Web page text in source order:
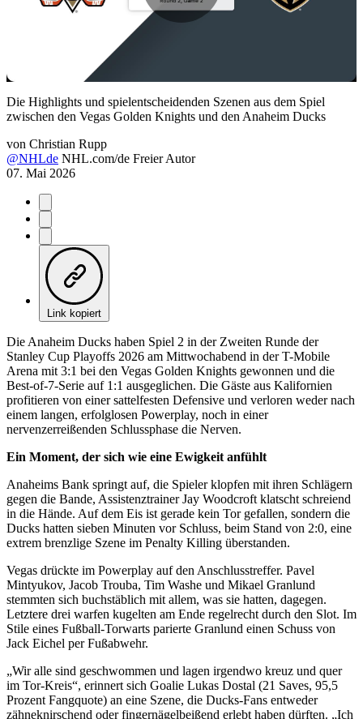
Play
Video
Die Highlights und spielentscheidenden Szenen aus dem Spiel
zwischen den Vegas Golden Knights und den Anaheim Ducks
von Christian Rupp
@NHLde NHL.com/de Freier Autor
07. Mai 2026
Link kopiert
Die Anaheim Ducks haben Spiel 2 in der Zweiten Runde der
Stanley Cup Playoffs 2026 am Mittwochabend in der T-Mobile
Arena mit 3:1 bei den Vegas Golden Knights gewonnen und die
Best-of-7-Serie auf 1:1 ausgeglichen. Die Gäste aus Kalifornien
profitieren von einer sattelfesten Defensive und verloren weder nach
einem langen, erfolglosen Powerplay, noch in einer
nervenzerreißenden Schlussphase die Nerven.
Ein Moment, der sich wie eine Ewigkeit anfühlt
Anaheims Bank springt auf, die Spieler klopfen mit ihren Schlägern
gegen die Bande, Assistenztrainer Jay Woodcroft klatscht schreiend
in die Hände. Auf dem Eis ist gerade kein Tor gefallen, sondern die
Ducks hatten sieben Minuten vor Schluss, beim Stand von 2:0, eine
extrem brenzlige Szene im Penalty Killing überstanden.
Vegas drückte im Powerplay auf den Anschlusstreffer. Pavel
Mintyukov, Jacob Trouba, Tim Washe und Mikael Granlund
stemmten sich buchstäblich mit allem, was sie hatten, dagegen.
Letztere drei warfen kugelten am Ende regelrecht durch den Slot. Im
Stile eines Fußball-Torwarts parierte Granlund einen Schuss von
Jack Eichel per Fußabwehr.
„Wir alle sind geschwommen und lagen irgendwo kreuz und quer
im Tor-Kreis“, erinnert sich Goalie Lukas Dostal (21 Saves, 95,5
Prozent Fangquote) an eine Szene, die Ducks-Fans entweder
zähneknirschend oder fingernägelbeißend erlebt haben dürften. „Ich